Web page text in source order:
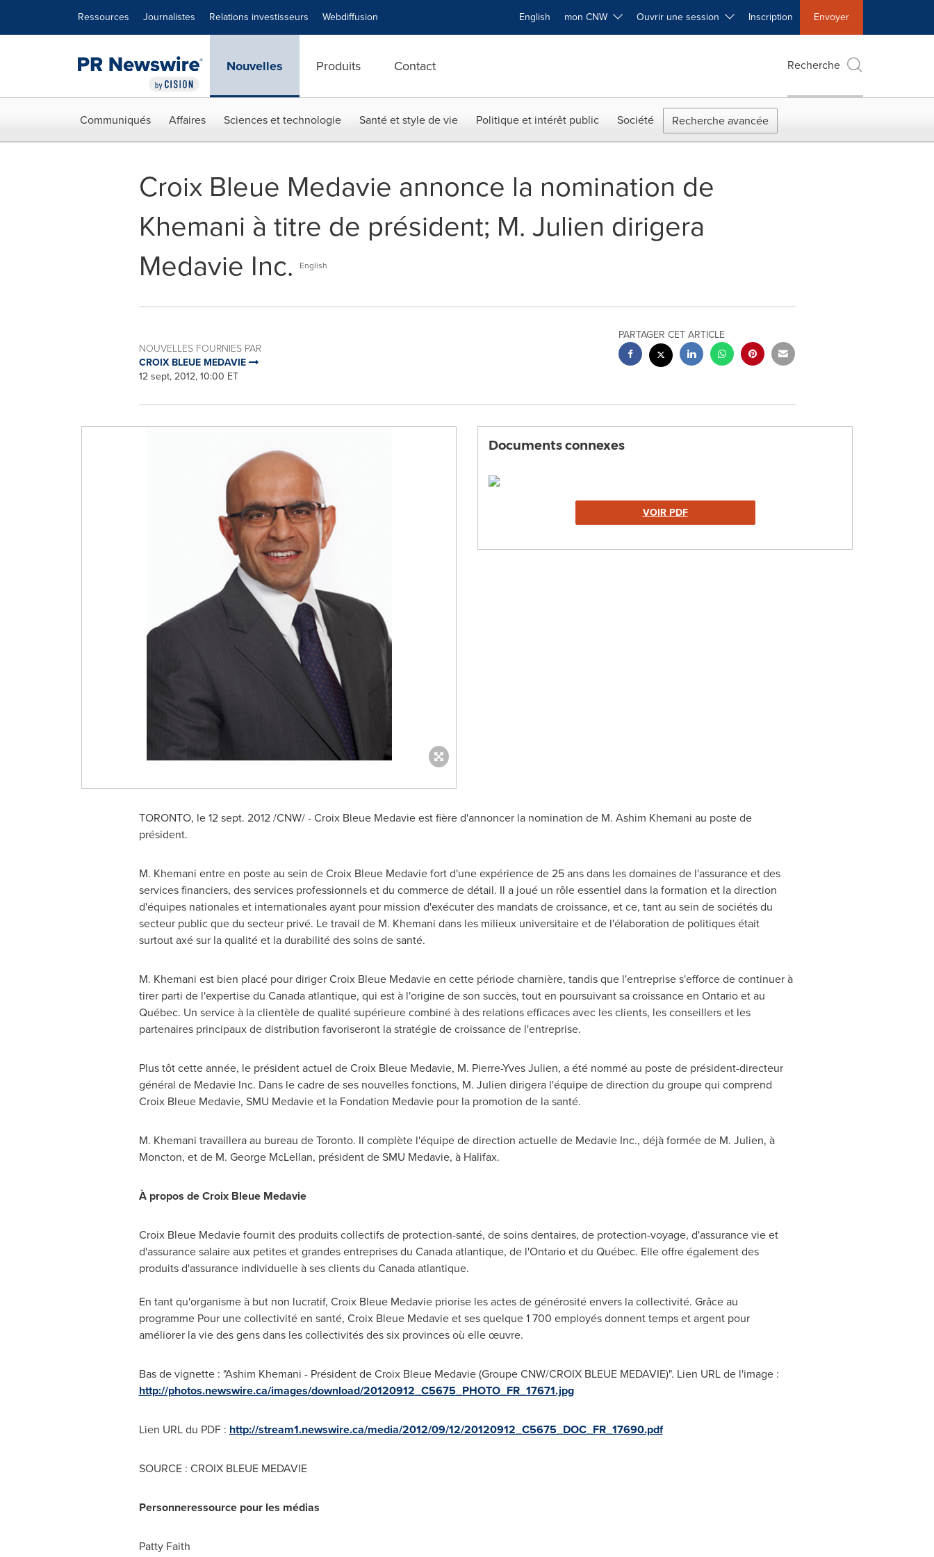
Ressources Journalistes Relations investisseurs Webdiffusion English mon CNW Ouvrir une session Inscription Envoyer
Nouvelles Produits Contact Recherche
Communiqués Affaires Sciences et technologie Santé et style de vie Politique et intérêt public Société Recherche avancée
Croix Bleue Medavie annonce la nomination de
Khemani à titre de président; M. Julien dirigera
Medavie Inc.
English
NOUVELLES FOURNIES PAR
CROIX BLEUE MEDAVIE
12 sept, 2012, 10:00 ET
PARTAGER CET ARTICLE
Documents connexes
VOIR PDF
TORONTO, le12 sept. 2012/CNW/ - Croix Bleue Medavie est fière d'annoncer la nomination de M. Ashim Khemani au poste de
président.
M. Khemani entre en poste au sein de Croix Bleue Medavie fort d'une expérience de 25 ans dans les domaines de l'assurance et des
services financiers, des services professionnels et du commerce de détail. Il a joué un rôle essentiel dans la formation et la direction
d'équipes nationales et internationales ayant pour mission d'exécuter des mandats de croissance, et ce, tant au sein de sociétés du
secteur public que du secteur privé. Le travail de M. Khemani dans les milieux universitaire et de l'élaboration de politiques était
surtout axé sur la qualité et la durabilité des soins de santé.
M. Khemani est bien placé pour diriger Croix Bleue Medavie en cette période charnière, tandis que l'entreprise s'efforce de continuer à
tirer parti de l'expertise du Canadaatlantique, qui est à l'origine de son succès, tout en poursuivant sa croissance en Ontario et au
Québec. Un service à la clientèle de qualité supérieure combiné à des relations efficaces avec les clients, les conseillers et les
partenaires principaux de distribution favoriseront la stratégie de croissance de l'entreprise.
Plus tôt cette année, le président actuel de Croix Bleue Medavie, M. Pierre-Yves Julien, a été nommé au poste de président-directeur
général de Medavie Inc. Dans le cadre de ses nouvelles fonctions, M. Julien dirigera l'équipe de direction du groupe qui comprend
Croix Bleue Medavie, SMU Medavie et la Fondation Medavie pour la promotion de la santé.
M. Khemani travaillera au bureau deToronto. Il complète l'équipe de direction actuelle de Medavie Inc., déjà formée de M. Julien, à
Moncton, et de M. George McLellan, président de SMU Medavie, à Halifax.
À propos de Croix Bleue Medavie
Croix Bleue Medavie fournit des produits collectifs de protection-santé, de soins dentaires, de protection-voyage, d'assurance vie et
d'assurance salaire aux petites et grandes entreprises du Canadaatlantique, de l'Ontario et du Québec. Elle offre également des
produits d'assurance individuelle à ses clients du Canadaatlantique.
En tant qu'organisme à but non lucratif, Croix Bleue Medavie priorise les actes de générosité envers la collectivité. Grâce au
programme Pour une collectivité en santé, Croix Bleue Medavie et ses quelque 1 700 employés donnent temps et argent pour
améliorer la vie des gens dans les collectivités des six provinces où elle œuvre.
Bas de vignette : "Ashim Khemani - Président de Croix Bleue Medavie (Groupe CNW/CROIX BLEUE MEDAVIE)". Lien URL de l'image :
http://photos.newswire.ca/images/download/20120912_C5675_PHOTO_FR_17671.jpg
Lien URL du PDF : http://stream1.newswire.ca/media/2012/09/12/20120912_C5675_DOC_FR_17690.pdf
SOURCE : CROIX BLEUE MEDAVIE
Personne­ressource pour les médias
Patty Faith